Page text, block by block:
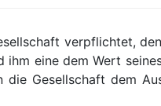
verpflichtet,
eine dem Wert
Gesellschaft dem